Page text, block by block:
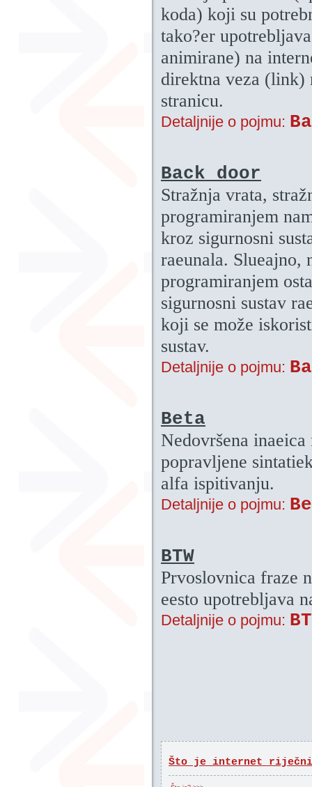
koda) koji su
tako?er
animirane) na
direktna veza (link)
stranicu.
Detaljnije o pojmu:
Back door
Stražnja vrata,
programiranjem
kroz sigurnosni
raeunala. Slueajno,
programiranjem
sigurnosni sustav
koji se može
sustav.
Detaljnije o pojmu:
Beta
Nedovršena
popravljene
alfa ispitivanju.
Detaljnije o pojmu:
BTW
Prvoslovnica fraze
eesto upotrebljava
Detaljnije o pojmu:
Što je internet